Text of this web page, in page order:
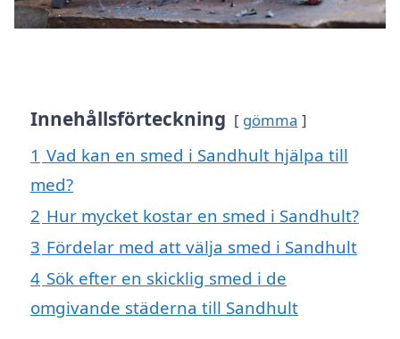
Innehållsförteckning gömma
1 Vad kan en smed i Sandhult hjälpa till
med?
2 Hur mycket kostar en smed i Sandhult?
3 Fördelar med att välja smed i Sandhult
4 Sök efter en skicklig smed i de
omgivande städerna till Sandhult